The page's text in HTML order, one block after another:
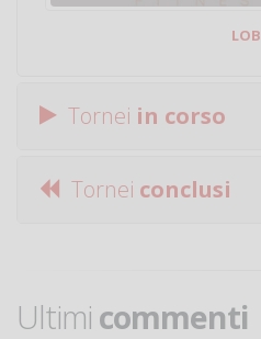
LOB
Tornei in corso
Tornei conclusi
Ultimi commenti